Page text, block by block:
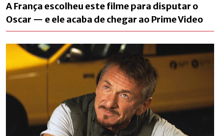
A França escolheu este filme para disputar o
Oscar — e ele acaba de chegar ao Prime Video